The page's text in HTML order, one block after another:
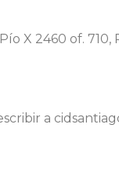
X 2460 of. 710,
a